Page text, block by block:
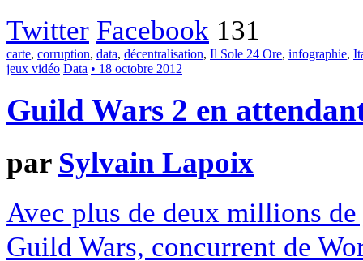
Twitter Facebook 131
carte, corruption, data, décentralisation, Il Sole 24 Ore, infographie,
jeux vidéo Data • 18 octobre 2012
Guild Wars 2 en
par Sylvain Lapoix
Avec plus de deux millions
Guild Wars, concurrent de